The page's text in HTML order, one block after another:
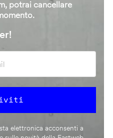
potrai cancellare
elettronica acconsenti a